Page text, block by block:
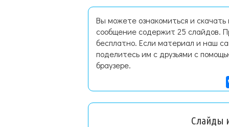
Вы можете ознакомиться и
сообщение содержит 25 слайдов.
бесплатно. Если материал и наш
поделитесь им с друзьями с
браузере.
Слайды